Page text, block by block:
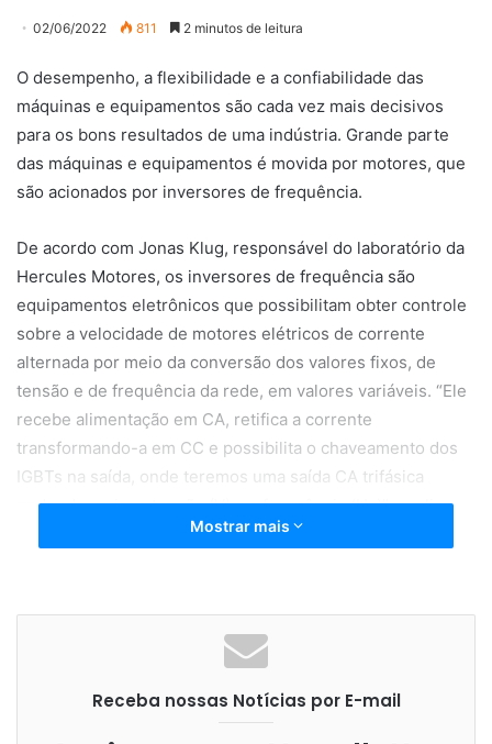
02/06/2022 811 2 minutos de leitura
O desempenho, a flexibilidade e a confiabilidade das
máquinas e equipamentos são cada vez mais decisivos
para os bons resultados de uma indústria. Grande parte
das máquinas e equipamentos é movida por motores, que
são acionados por inversores de frequência.
De acordo com Jonas Klug, responsável do laboratório da
Hercules Motores, os inversores de frequência são
equipamentos eletrônicos que possibilitam obter controle
sobre a velocidade de motores elétricos de corrente
alternada por meio da conversão dos valores fixos, de
tensão e de frequência da rede, em valores variáveis. “Ele
recebe alimentação em CA, retifica a corrente
transformando-a em CC e possibilita o chaveamento dos
IGBTs na saída, onde teremos uma saída CA trifásica
podendo variar a tensão (V) e a frequência (Hz)”, explica.
dedicados a vários segmentos e outros que atendem a
diversas aplicações industriais, comerciais e residenciais.
“Quando falamos de motores elétricos de indução de
corrente alternada, a frequência (medida em Hertz) está
Mostrar mais
Receba nossas Notícias por E-mail